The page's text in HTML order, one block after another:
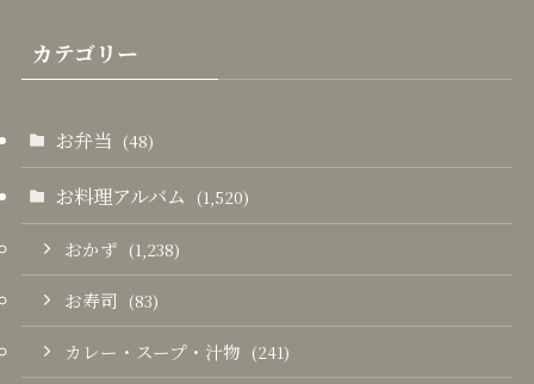
カテゴリー
お弁当 (48)
お料理アルバム (1,520)
おかず (1,238)
お寿司 (83)
カレー・スープ・汁物 (241)